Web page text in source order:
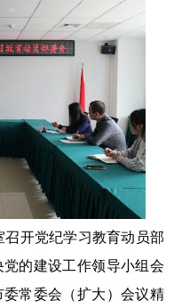
召开党纪学习教育动员部
的建设工作领导小组会
常委会（扩大）会议精